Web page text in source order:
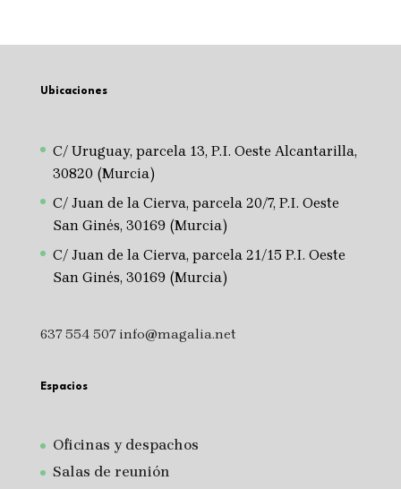
Ubicaciones
C/ Uruguay, parcela 13, P.I. Oeste Alcantarilla,
30820 (Murcia)
C/ Juan de la Cierva, parcela 20/7, P.I. Oeste
San Ginés, 30169 (Murcia)
C/ Juan de la Cierva, parcela 21/15 P.I. Oeste
San Ginés, 30169 (Murcia)
637 554 507 info@magalia.net
Espacios
Oficinas y despachos
Salas de reunión